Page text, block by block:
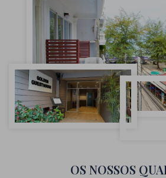
OS NOSSOS